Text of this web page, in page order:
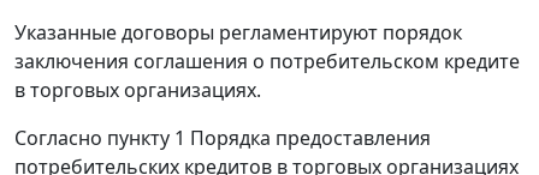
Указанные договоры регламентируют порядок
заключения соглашения о потребительском кредите
в торговых организациях.
Согласно пункту 1 Порядка предоставления
потребительских кредитов в торговых организациях